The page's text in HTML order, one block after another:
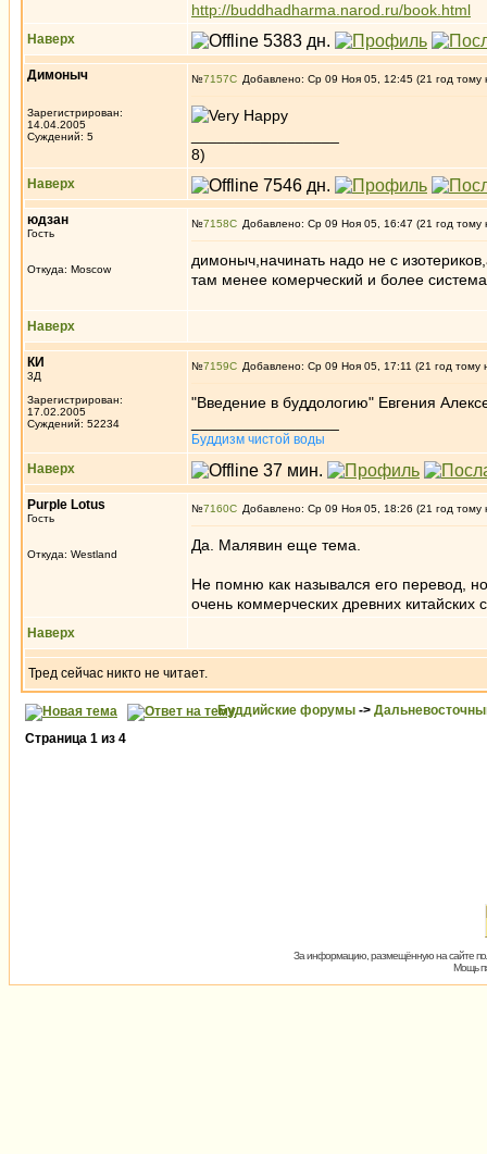
http://buddhadharma.narod.ru/book.html
Наверх
Димоныч
Зарегистрирован:
14.04.2005
Суждений: 5
№7157 Добавлено: Ср 09 Ноя 05, 12:45 (21 год тому
8)
Наверх
юдзан
Гость
Откуда: Moscow
№7158 Добавлено: Ср 09 Ноя 05, 16:47 (21 год тому
димоныч,начинать надо не с
там менее комерческий и более
Наверх
КИ
3Д
Зарегистрирован:
17.02.2005
Суждений: 52234
№7159 Добавлено: Ср 09 Ноя 05, 17:11 (21 год тому
"Введение в буддологию" Евгения
Буддизм чистой воды
Наверх
Purple Lotus
Гость
Откуда: Westland
№7160 Добавлено: Ср 09 Ноя 05, 18:26 (21 год тому
Да. Малявин еще тема.
Не помню как назывался его перевод,
очень коммерческих древних китайских
Наверх
Тред сейчас никто не читает.
Буддийские форумы ->
Страница 1 из 4
За информацию, размещённую на сайте
Мощь